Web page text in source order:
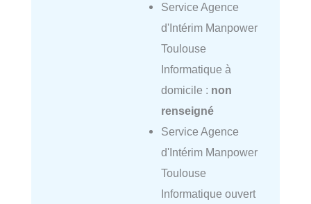
Service Agence
d'Intérim Manpower
Toulouse
Informatique à
domicile : non
renseigné
Service Agence
d'Intérim Manpower
Toulouse
Informatique ouvert